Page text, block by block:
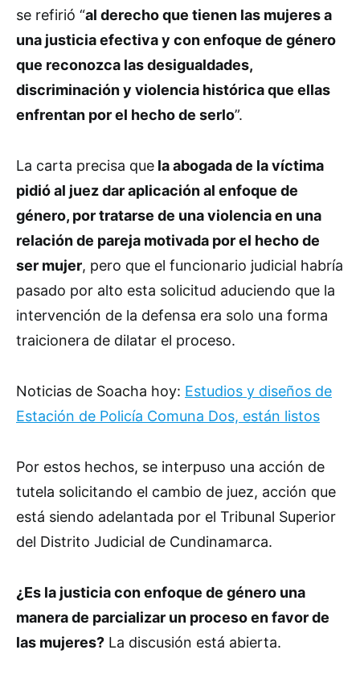
se refirió “al derecho que tienen las mujeres a
una justicia efectiva y con enfoque de género
que reconozca las desigualdades,
discriminación y violencia histórica que ellas
enfrentan por el hecho de serlo”.
La carta precisa que la abogada de la víctima
pidió al juez dar aplicación al enfoque de
género, por tratarse de una violencia en una
relación de pareja motivada por el hecho de
ser mujer, pero que el funcionario judicial habría
pasado por alto esta solicitud aduciendo que la
intervención de la defensa era solo una forma
traicionera de dilatar el proceso.
Noticias de Soacha hoy: Estudios y diseños de
Estación de Policía Comuna Dos, están listos
Por estos hechos, se interpuso una acción de
tutela solicitando el cambio de juez, acción que
está siendo adelantada por el Tribunal Superior
del Distrito Judicial de Cundinamarca.
¿Es la justicia con enfoque de género una
manera de parcializar un proceso en favor de
las mujeres? La discusión está abierta.